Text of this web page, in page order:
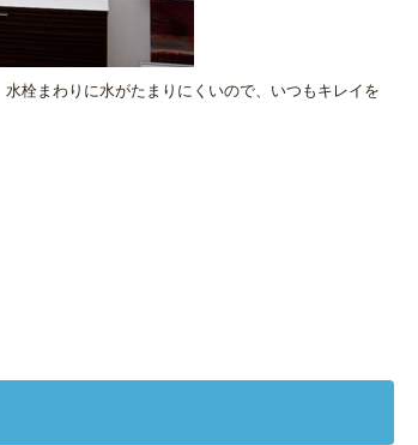
栓まわりに水がたまりにくいので、いつもキレイを